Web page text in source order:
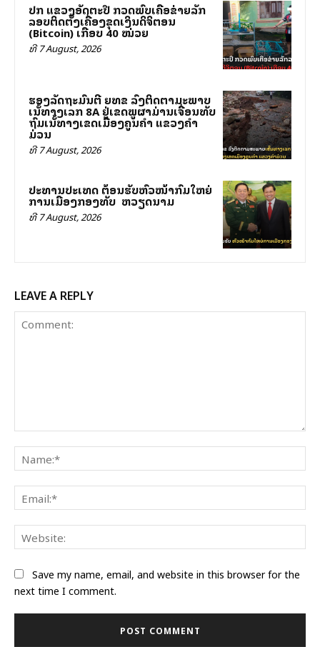
ປກສ ແຂວງອັດຕະປື ກວດພົບເຄືອຂ່າຍລັກ
ລອບຕິດຕັ້ງເຄື່ອງຂຸດເງິນດິຈິຕອນ
(Bitcoin) ເກືອບ 40 ໝ່ວຍ
ທີ 7 August, 2026
ຮອງລັດຖະມົນຕີ ຍທຂ ລົງຕິດຕາມສະພາບ
ເສັ້ນທາງເລກ 8A ຢູ່ເຂດພູຜາມ່ານເຈື່ອນທັບ
ຖົມເສັ້ນທາງເຂດເມືອງຄູນຄໍາ ແຂວງຄໍາ
ມ່ວນ
ທີ 7 August, 2026
ປະທານປະເທດ ຕ້ອນຮັບຫົວໜ້າກົມໃຫຍ່
ການເມືອງກອງທັບ ສສ ຫວຽດນາມ
ທີ 7 August, 2026
LEAVE A REPLY
Save my name, email, and website in this browser for the
next time I comment.